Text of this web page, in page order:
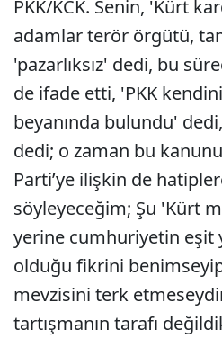
PKK/KCK. Senin, 'Kürt
adamlar terör örgütü,
'pazarlıksız' dedi, bu
de ifade etti, 'PKK
beyanında bulundu'
dedi; o zaman bu kanunu
Parti’ye ilişkin de
söyleyeceğim; Şu 'Kürt
yerine cumhuriyetin eşit
olduğu fikrini
mevzisini terk
tartışmanın tarafı